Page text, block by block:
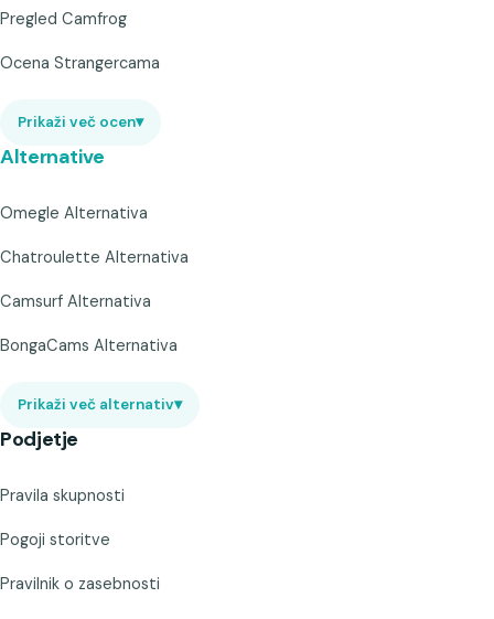
Pregled Camfrog
Ocena Strangercama
Prikaži več ocen▾
Alternative
Omegle Alternativa
Chatroulette Alternativa
Camsurf Alternativa
BongaCams Alternativa
Prikaži več alternativ▾
Podjetje
Pravila skupnosti
Pogoji storitve
Pravilnik o zasebnosti